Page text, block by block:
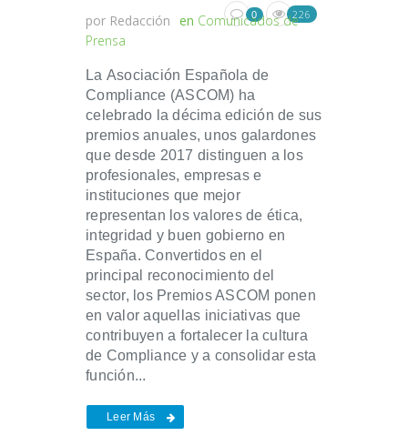
por Redacción en Comunicados de
Prensa
0 226
La Asociación Española de
Compliance (ASCOM) ha
celebrado la décima edición de sus
premios anuales, unos galardones
que desde 2017 distinguen a los
profesionales, empresas e
instituciones que mejor
representan los valores de ética,
integridad y buen gobierno en
España. Convertidos en el
principal reconocimiento del
sector, los Premios ASCOM ponen
en valor aquellas iniciativas que
contribuyen a fortalecer la cultura
de Compliance y a consolidar esta
función...
Leer Más